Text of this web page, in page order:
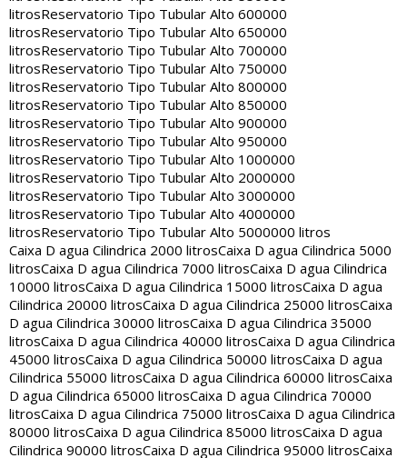
litrosReservatorio Tipo Tubular Alto 600000
litrosReservatorio Tipo Tubular Alto 650000
litrosReservatorio Tipo Tubular Alto 700000
litrosReservatorio Tipo Tubular Alto 750000
litrosReservatorio Tipo Tubular Alto 800000
litrosReservatorio Tipo Tubular Alto 850000
litrosReservatorio Tipo Tubular Alto 900000
litrosReservatorio Tipo Tubular Alto 950000
litrosReservatorio Tipo Tubular Alto 1000000
litrosReservatorio Tipo Tubular Alto 2000000
litrosReservatorio Tipo Tubular Alto 3000000
litrosReservatorio Tipo Tubular Alto 4000000
litrosReservatorio Tipo Tubular Alto 5000000 litros
Caixa D agua Cilindrica 2000 litrosCaixa D agua Cilindrica 5000
litrosCaixa D agua Cilindrica 7000 litrosCaixa D agua Cilindrica
10000 litrosCaixa D agua Cilindrica 15000 litrosCaixa D agua
Cilindrica 20000 litrosCaixa D agua Cilindrica 25000 litrosCaixa
D agua Cilindrica 30000 litrosCaixa D agua Cilindrica 35000
litrosCaixa D agua Cilindrica 40000 litrosCaixa D agua Cilindrica
45000 litrosCaixa D agua Cilindrica 50000 litrosCaixa D agua
Cilindrica 55000 litrosCaixa D agua Cilindrica 60000 litrosCaixa
D agua Cilindrica 65000 litrosCaixa D agua Cilindrica 70000
litrosCaixa D agua Cilindrica 75000 litrosCaixa D agua Cilindrica
80000 litrosCaixa D agua Cilindrica 85000 litrosCaixa D agua
Cilindrica 90000 litrosCaixa D agua Cilindrica 95000 litrosCaixa